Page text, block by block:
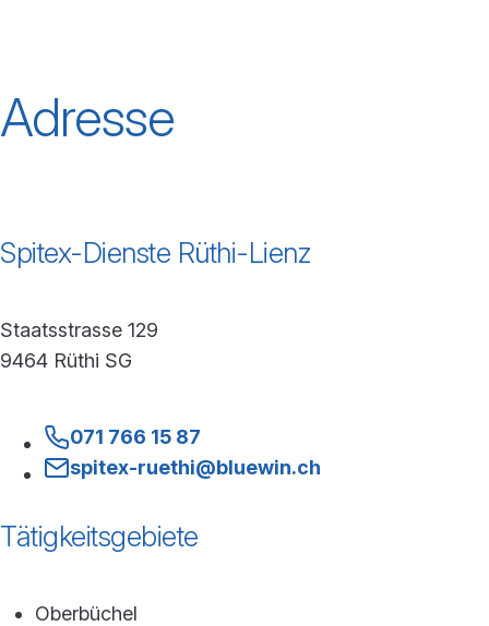
Adresse
Spitex-Dienste Rüthi-Lienz
Staatsstrasse 129
9464 Rüthi SG
071 766 15 87
spitex-ruethi@bluewin.ch
Tätigkeitsgebiete
Oberbüchel